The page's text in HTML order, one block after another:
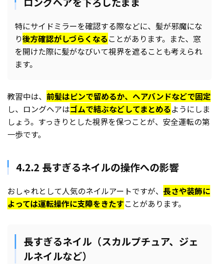
特にサイドミラーを確認する際などに、髪が邪魔にな
り後方確認がしづらくなることがあります。また、窓
を開けた際に髪がなびいて視界を遮ることも考えられ
ます。
教習中は、 前髪はピンで留めるか、ヘアバンドなどで固定
し、ロングヘアはゴムで結ぶなどしてまとめるようにしま
しょう。すっきりとした視界を保つことが、安全運転の第
一歩です。
4.2.2 長すぎるネイルの操作への影響
おしゃれとして人気のネイルアートですが、 長さや装飾に
よっては運転操作に支障をきたすことがあります。
長すぎるネイル（スカルプチュア、ジェ
ルネイルなど）